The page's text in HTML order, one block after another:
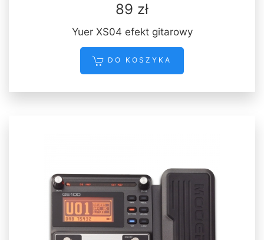
89 zł
Yuer XS04 efekt gitarowy
DO KOSZYKA